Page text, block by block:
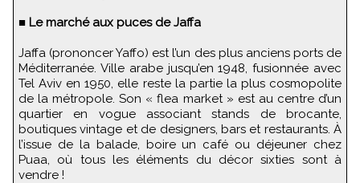
■ Le marché aux puces de Jaffa
Jaffa (prononcer Yaffo) est l’un des plus anciens ports de
Méditerranée. Ville arabe jusqu’en 1948, fusionnée avec
Tel Aviv en 1950, elle reste la partie la plus cosmopolite
de la métropole. Son « flea market » est au centre d’un
quartier en vogue associant stands de brocante,
boutiques vintage et de designers, bars et restaurants. À
l’issue de la balade, boire un café ou déjeuner chez
Puaa, où tous les éléments du décor sixties sont à
vendre !